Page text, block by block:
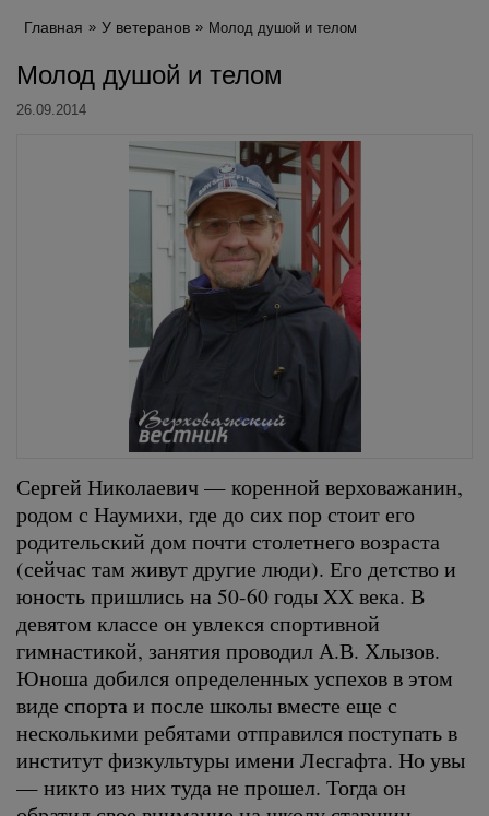
Главная У ветеранов Молод душой и телом
Молод душой и телом
26.09.2014
Сергей Николаевич — коренной верховажанин,
родом с Наумихи, где до сих пор стоит его
родительский дом почти столетнего возраста
(сейчас там живут другие люди). Его детство и
юность пришлись на 50-60 годы XX века. В
девятом классе он увлекся спортивной
гимнастикой, занятия проводил А.В. Хлызов.
Юноша добился определенных успехов в этом
виде спорта и после школы вместе еще с
несколькими ребятами отправился поступать в
институт физкультуры имени Лесгафта. Но увы
— никто из них туда не прошел. Тогда он